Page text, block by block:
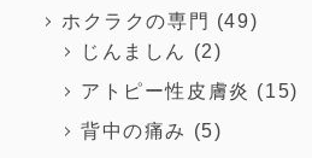
ホクラクの専門 (49)
じんましん (2)
アトピー性皮膚炎 (15)
背中の痛み (5)